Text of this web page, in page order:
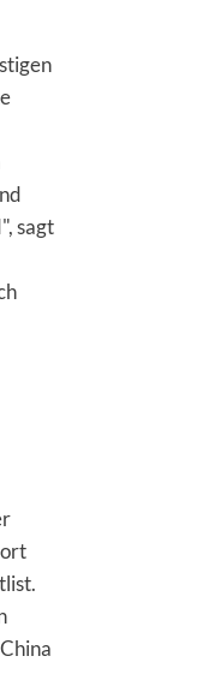
sagt